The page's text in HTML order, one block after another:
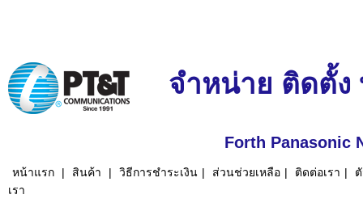
จำหน่าย ติดตั้ง
Forth Panasonic
หน้าแรก | สินค้า | วิธีการชำระเงิน | ส่วนช่วยเหลือ | ติดต่อเรา |
เรา